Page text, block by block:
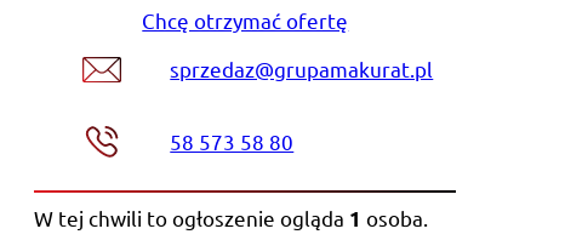
Chcę otrzymać ofertę
sprzedaz@grupamakurat.pl
58 573 58 80
W tej chwili to ogłoszenie ogląda 1 osoba